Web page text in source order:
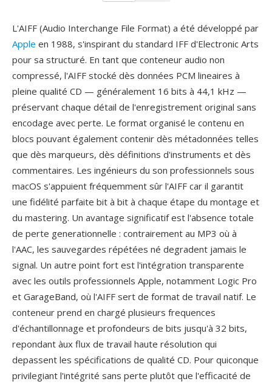
L'AIFF (Audio Interchange File Format) a été développé par
Apple en 1988, s'inspirant du standard IFF d'Electronic Arts
pour sa structuré. En tant que conteneur audio non
compressé, l'AIFF stocké dès données PCM lineaires à
pleine qualité CD — généralement 16 bits à 44,1 kHz —
préservant chaque détail de l'enregistrement original sans
encodage avec perte. Le format organisé le contenu en
blocs pouvant également contenir dès métadonnées telles
que dès marqueurs, dès définitions d'instruments et dès
commentaires. Les ingénieurs du son professionnels sous
macOS s'appuient fréquemment sûr l'AIFF car il garantit
une fidélité parfaite bit à bit à chaque étape du montage et
du mastering. Un avantage significatif est l'absence totale
de perte generationnelle : contrairement au MP3 où à
l'AAC, les sauvegardes répétées né degradent jamais le
signal. Un autre point fort est l'intégration transparente
avec les outils professionnels Apple, notamment Logic Pro
et GarageBand, où l'AIFF sert de format de travail natif. Le
conteneur prend en chargé plusieurs frequences
d'échantillonnage et profondeurs de bits jusqu'à 32 bits,
repondant àux flux de travail haute résolution qui
depassent les spécifications de qualité CD. Pour quiconque
privilegiant l'intégrité sans perte plutôt que l'efficacité de